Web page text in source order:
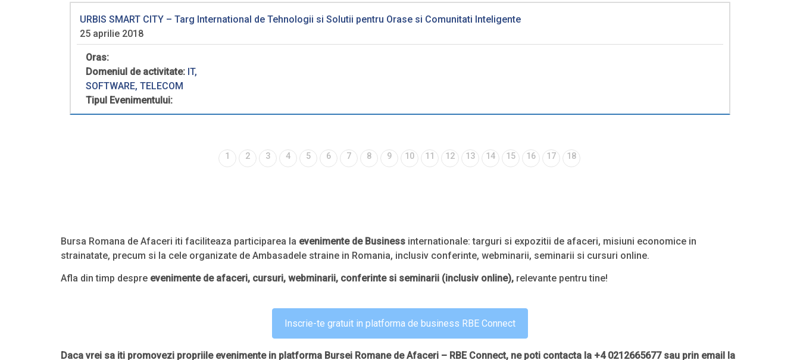
URBIS SMART CITY – Targ International de Tehnologii si Solutii pentru Orase si Comunitati Inteligente
25 aprilie 2018
Oras:
Domeniul de activitate: IT,
SOFTWARE, TELECOM
Tipul Evenimentului:
1 2 3 4 5 6 7 8 9 10 11 12 13 14 15 16 17 18
Bursa Romana de Afaceri iti faciliteaza participarea la evenimente de Business internationale: targuri si expozitii de afaceri, misiuni economice in
strainatate, precum si la cele organizate de Ambasadele straine in Romania, inclusiv conferinte, webminarii, seminarii si cursuri online.
Afla din timp despre evenimente de afaceri, cursuri, webminarii, conferinte si seminarii (inclusiv online), relevante pentru tine!
Inscrie-te gratuit in platforma de business RBE Connect
Daca vrei sa iti promovezi propriile evenimente in platforma Bursei Romane de Afaceri – RBE Connect, ne poti contacta la +4 0212665677 sau prin email la